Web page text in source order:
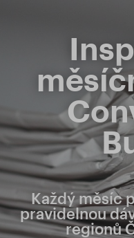
Každý měsíc
pravidelnou
regionů